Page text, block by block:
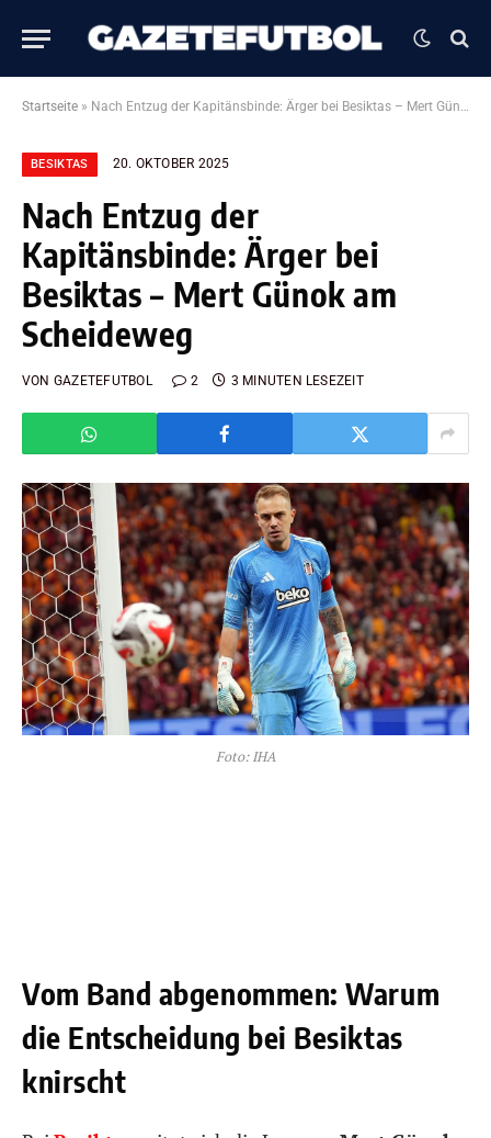
Startseite » Nach Entzug der Kapitänsbinde: Ärger bei Besiktas – Mert Günok am Scheideweg
BESIKTAS 20. OKTOBER 2025
Nach Entzug der
Kapitänsbinde: Ärger bei
Besiktas – Mert Günok am
Scheideweg
VON GAZETEFUTBOL 2 3 MINUTEN LESEZEIT
Foto: IHA
Vom Band abgenommen: Warum
die Entscheidung bei Besiktas
knirscht